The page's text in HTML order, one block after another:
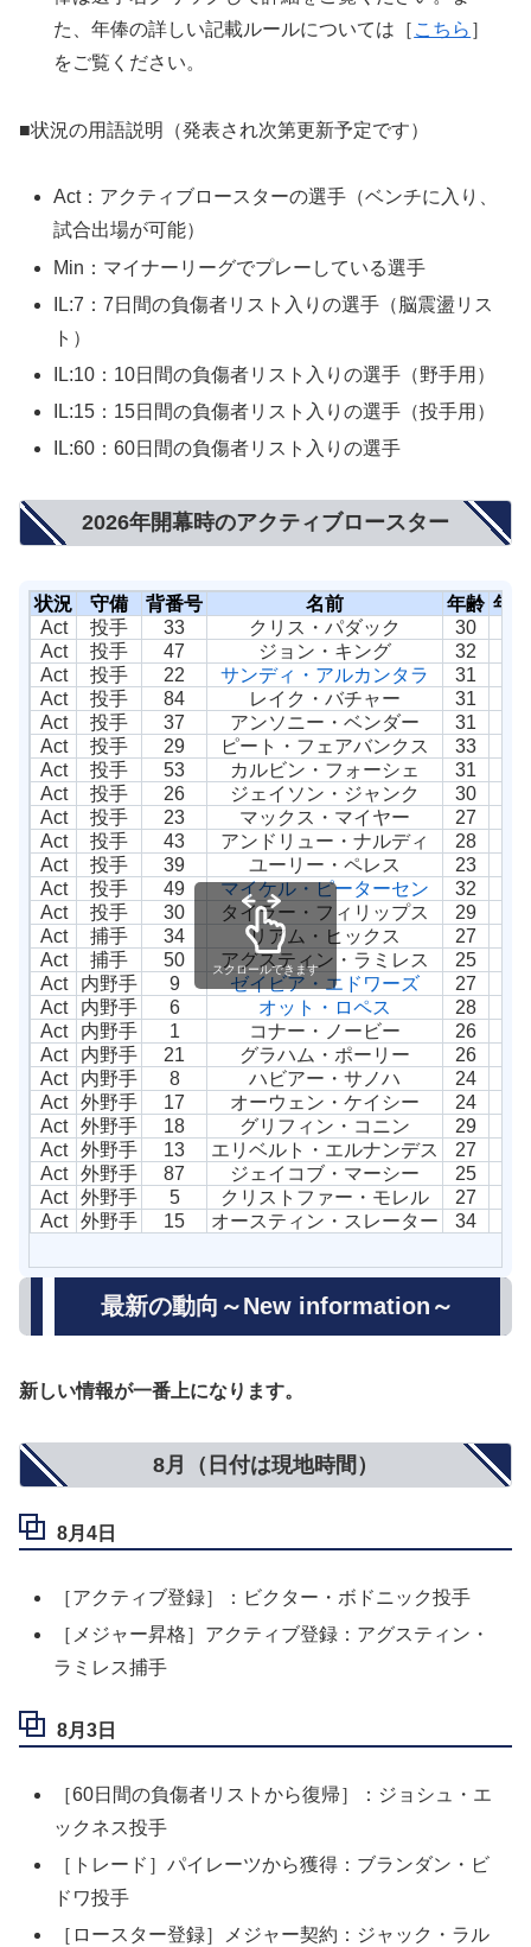
た、年俸の詳しい記載ルールについては［ こちら ］
をご覧ください。
■状況の用語説明（発表され次第更新予定です）
Act：アクティブロースターの選手（ベンチに入り、
試合出場が可能）
Min：マイナーリーグでプレーしている選手
IL:7：7日間の負傷者リスト入りの選手（脳震盪リス
ト）
IL:10：10日間の負傷者リスト入りの選手（野手用）
IL:15：15日間の負傷者リスト入りの選手（投手用）
IL:60：60日間の負傷者リスト入りの選手
2026年開幕時のアクティブロースター
状況 守備 背番号 名前 年齢 年
Act
投手 33 クリス・パダック 30
Act
投手 47 ジョン・キング 32
Act
投手 22 サンディ・アルカンタラ 31
Act
投手 84 レイク・バチャー 31
Act
投手 37 アンソニー・ベンダー 31
Act
投手 29 ピート・フェアバンクス 33
Act
投手 53 カルビン・フォーシェ 31
Act
投手 26 ジェイソン・ジャンク 30
Act
投手 23 マックス・マイヤー 27
Act
投手 43 アンドリュー・ナルディ 28
Act
投手 39 ユーリー・ペレス 23
Act
投手 49 マイケル・ピーターセン 32
Act
投手 30 タイラー・フィリップス 29
Act
捕手 34 リアム・ヒックス 27
Act
捕手 50 アグスティン・ラミレス 25
Act
内野手 9 ゼイビア・エドワーズ 27
Act
内野手 6 オット・ロペス 28
Act
内野手 1 コナー・ノービー 26
Act
内野手 21 グラハム・ポーリー 26
Act
内野手 8 ハビアー・サノハ 24
Act
外野手 17 オーウェン・ケイシー 24
Act
外野手 18 グリフィン・コニン 29
Act
外野手 13 エリベルト・エルナンデス 27
Act
外野手 87 ジェイコブ・マーシー 25
Act
外野手 5 クリストファー・モレル 27
Act
外野手 15 オースティン・スレーター 34
スクロールできます
最新の動向～New information～
新しい情報が一番上になります。
8月（日付は現地時間）
8月4日
［アクティブ登録］：ビクター・ボドニック投手
［メジャー昇格］アクティブ登録：アグスティン・
ラミレス捕手
8月3日
［60日間の負傷者リストから復帰］：ジョシュ・エ
ックネス投手
［トレード］パイレーツから獲得：ブランダン・ビ
ドワ投手
［ロースター登録］メジャー契約：ジャック・ラル